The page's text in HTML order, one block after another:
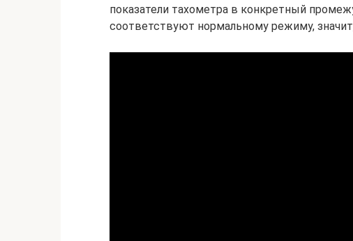
показатели тахометра в конкретный
соответствуют нормальному режиму,